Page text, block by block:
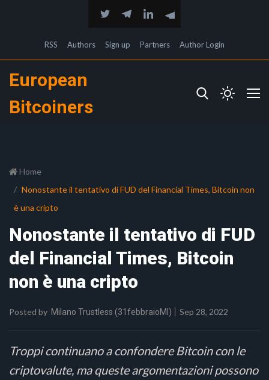
RSS Authors Sign up Partners Author Login
European
Bitcoiners
Home
Nonostante il tentativo di FUD del Financial Times, Bitcoin non
è una cripto
Nonostante il tentativo di FUD
del Financial Times, Bitcoin
non è una cripto
Posted by Milano Trustless (31febbraioMI) Sep 28, 2022
Troppi continuano a confondere Bitcoin con le
criptovalute, ma queste argomentazioni possono